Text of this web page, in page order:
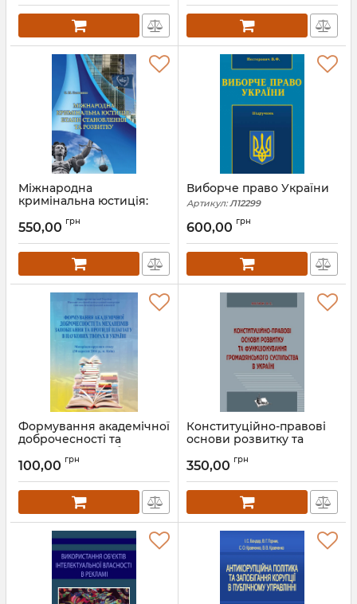
Артикул: Л12320
Артикул: Л12310
Міжнародна
кримінальна юстиція:
розвитку
Артикул: Л12303
550,00 грн
Виборче право України
Артикул: Л12299
600,00 грн
Формування академічної
доброчесності та
механізмів запобігання
та протидії плагіату в
Україні (30 вересня 2016
р., м. Київ)
100,00 грн
Конституційно-правові
основи розвитку та
громадянського
Артикул: Л12280
350,00 грн